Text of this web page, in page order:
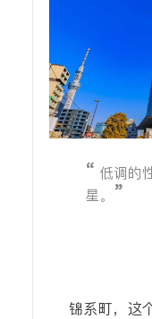
“ 低调的
星。 ”
锦系町，这